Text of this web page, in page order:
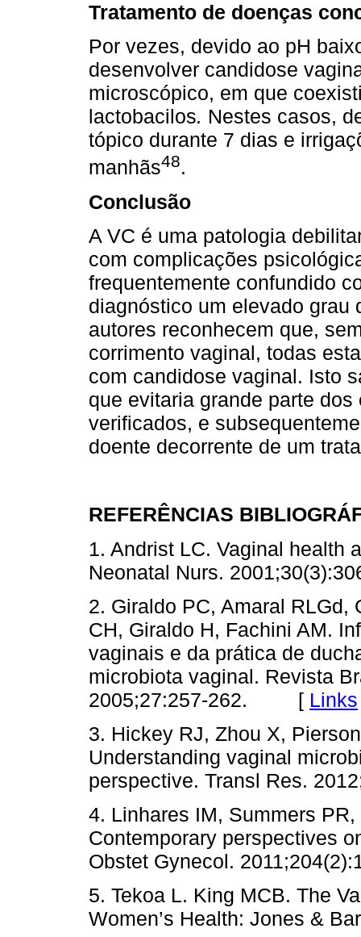
Tratamento de doenças
Por vezes, devido ao pH
desenvolver candidose
microscópico, em que
lactobacilos. Nestes casos,
tópico durante 7 dias e
manhãs48.
Conclusão
A VC é uma patologia
com complicações
frequentemente confundido
diagnóstico um elevado grau
autores reconhecem que,
corrimento vaginal, todas
com candidose vaginal. Isto
que evitaria grande parte
verificados, e
doente decorrente de um
REFERÊNCIAS
1. Andrist LC. Vaginal health
Neonatal Nurs.
2. Giraldo PC, Amaral
CH, Giraldo H, Fachini AM.
vaginais e da prática de
microbiota vaginal. Revista
2005;27:257-262. [ Links
3. Hickey RJ, Zhou X,
Understanding vaginal
perspective. Transl Res.
4. Linhares IM, Summers
Contemporary perspectives
Obstet Gynecol.
5. Tekoa L. King MCB. The
Women’s Health: Jones